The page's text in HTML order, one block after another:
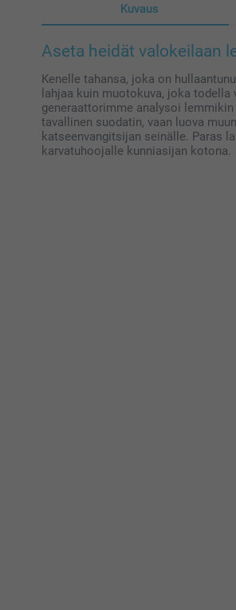
Kuvaus
Aseta heidät valokeilaan
Kenelle tahansa, joka on
lahjaa kuin muotokuva, joka
generaattorimme analysoi
tavallinen suodatin, vaan luova
katseenvangitsijan seinälle. Paras
karvatuhoojalle kunniasijan kotona.